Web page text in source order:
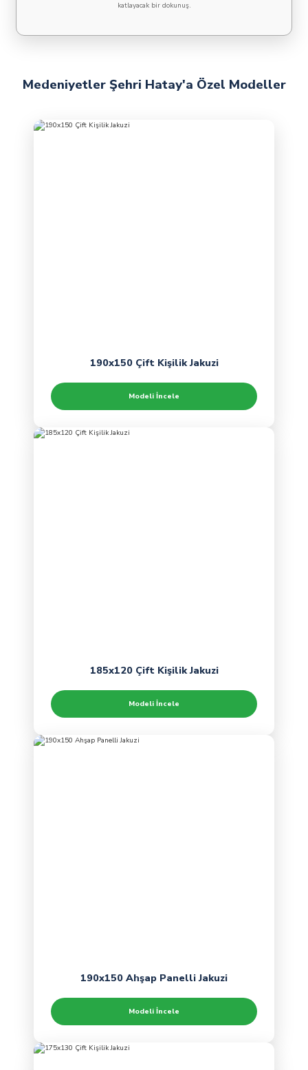
katlayacak bir dokunuş.
Medeniyetler Şehri Hatay'a Özel Modeller
190x150 Çift Kişilik Jakuzi
Modeli İncele
185x120 Çift Kişilik Jakuzi
Modeli İncele
190x150 Ahşap Panelli Jakuzi
Modeli İncele